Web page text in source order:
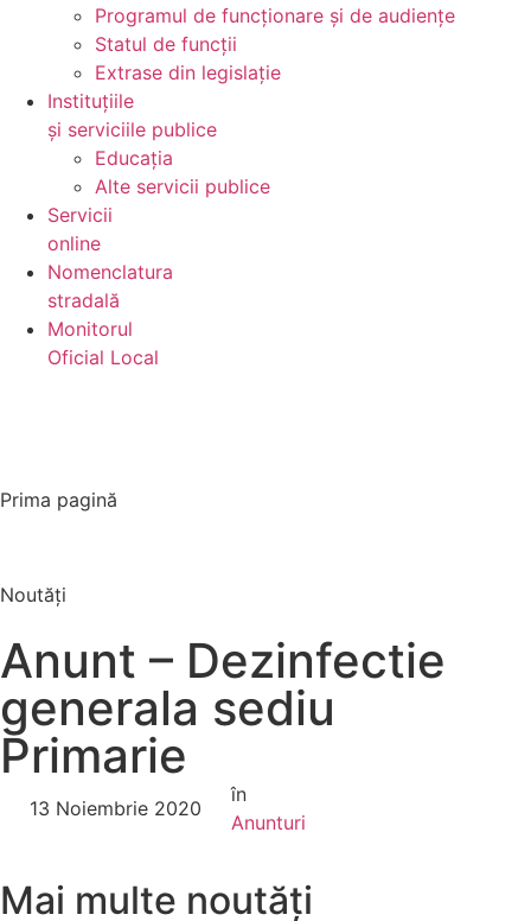
Programul de funcționare și de audiențe
Statul de funcții
Extrase din legislație
Instituțiile
și serviciile publice
Educația
Alte servicii publice
Servicii
online
Nomenclatura
stradală
Monitorul
Oficial Local
Prima pagină
Noutăți
Anunt – Dezinfectie
generala sediu
Primarie
13 Noiembrie 2020
în
Anunturi
Mai multe noutăți